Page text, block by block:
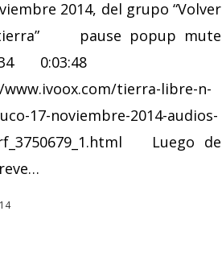
2014, del grupo “Volver
pause popup mute
0:03:48
tierra-libre-n-
17-noviembre-2014-audios-
Luego de